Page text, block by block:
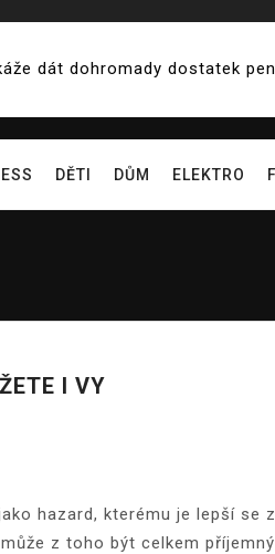
dát dohromady dostatek
DĚTI DŮM ELEKTRO
I VY
hazard, kterému je lepší se
z toho být celkem